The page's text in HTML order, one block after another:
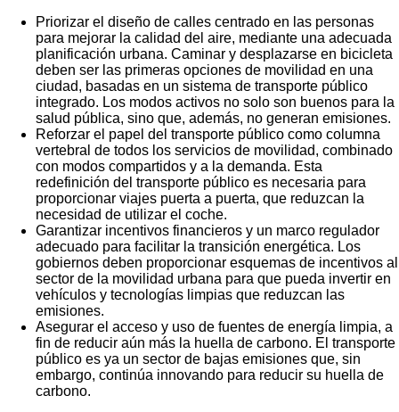
Priorizar el diseño de calles centrado en las personas
para mejorar la calidad del aire, mediante una adecuada
planificación urbana. Caminar y desplazarse en bicicleta
deben ser las primeras opciones de movilidad en una
ciudad, basadas en un sistema de transporte público
integrado. Los modos activos no solo son buenos para la
salud pública, sino que, además, no generan emisiones.
Reforzar el papel del transporte público como columna
vertebral de todos los servicios de movilidad, combinado
con modos compartidos y a la demanda. Esta
redefinición del transporte público es necesaria para
proporcionar viajes puerta a puerta, que reduzcan la
necesidad de utilizar el coche.
Garantizar incentivos financieros y un marco regulador
adecuado para facilitar la transición energética. Los
gobiernos deben proporcionar esquemas de incentivos al
sector de la movilidad urbana para que pueda invertir en
vehículos y tecnologías limpias que reduzcan las
emisiones.
Asegurar el acceso y uso de fuentes de energía limpia, a
fin de reducir aún más la huella de carbono. El transporte
público es ya un sector de bajas emisiones que, sin
embargo, continúa innovando para reducir su huella de
carbono.